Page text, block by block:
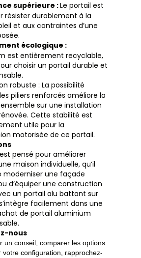
supérieure :Le portail est
résister durablement à la
et aux contraintes d’une
écologique :
est entièrement recyclable,
choisir un portail durable et
robuste : La possibilité
piliers renforcés améliore la
sur une installation
Cette stabilité est
utile pour la
motorisée de ce portail.
pensé pour améliorer
maison individuelle, qu’il
moderniser une façade
d’équiper une construction
un portail alu battant sur
facilement dans une
de portail aluminium
nous
un conseil, comparer les options
votre configuration, rapprochez-